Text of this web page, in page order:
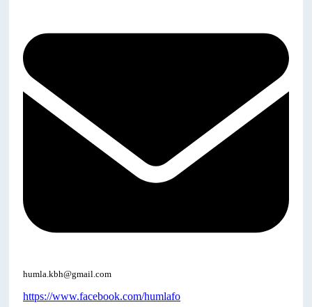
humla.kbh@gmail.com
https://www.facebook.com/humlafo